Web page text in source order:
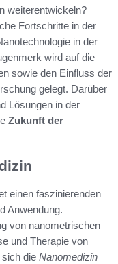
weiterentwickeln?
Fortschritte in der
in der
wird auf die
sowie den Einfluss der
gelegt. Darüber
Lösungen in der
Zukunft der
einen faszinierenden
Anwendung.
von nanometrischen
und Therapie von
sich die Nanomedizin